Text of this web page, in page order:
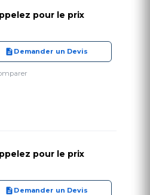
pour le prix
Demander un Devis
pour le prix
Demander un Devis